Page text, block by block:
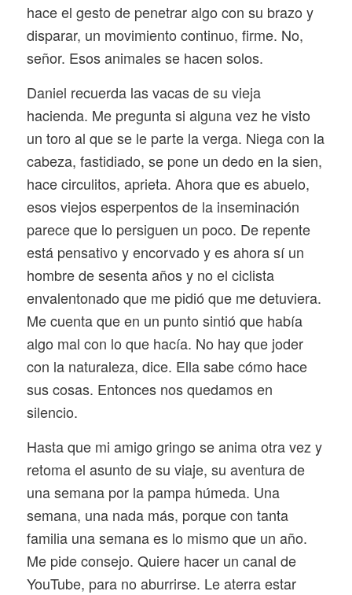
hace el gesto de penetrar algo con su brazo y
disparar, un movimiento continuo, firme. No,
señor. Esos animales se hacen solos.
Daniel recuerda las vacas de su vieja
hacienda. Me pregunta si alguna vez he visto
un toro al que se le parte la verga. Niega con la
cabeza, fastidiado, se pone un dedo en la sien,
hace circulitos, aprieta. Ahora que es abuelo,
esos viejos esperpentos de la inseminación
parece que lo persiguen un poco. De repente
está pensativo y encorvado y es ahora sí un
hombre de sesenta años y no el ciclista
envalentonado que me pidió que me detuviera.
Me cuenta que en un punto sintió que había
algo mal con lo que hacía. No hay que joder
con la naturaleza, dice. Ella sabe cómo hace
sus cosas. Entonces nos quedamos en
silencio.
Hasta que mi amigo gringo se anima otra vez y
retoma el asunto de su viaje, su aventura de
una semana por la pampa húmeda. Una
semana, una nada más, porque con tanta
familia una semana es lo mismo que un año.
Me pide consejo. Quiere hacer un canal de
YouTube, para no aburrirse. Le aterra estar